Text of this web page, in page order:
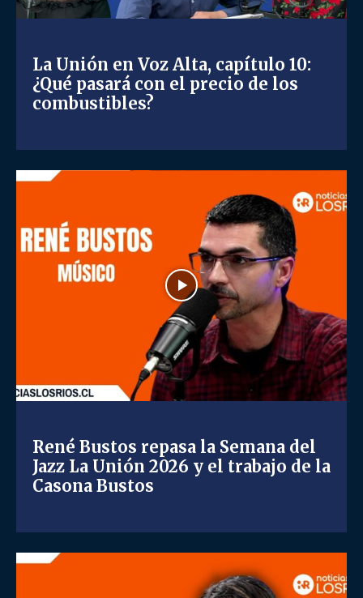
La Unión en Voz Alta, capítulo 10:
¿Qué pasará con el precio de los
combustibles?
René Bustos repasa la Semana del
Jazz La Unión 2026 y el trabajo de la
Casona Bustos